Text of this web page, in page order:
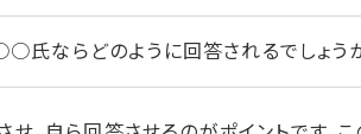
氏ならどのように回答されるでしょう